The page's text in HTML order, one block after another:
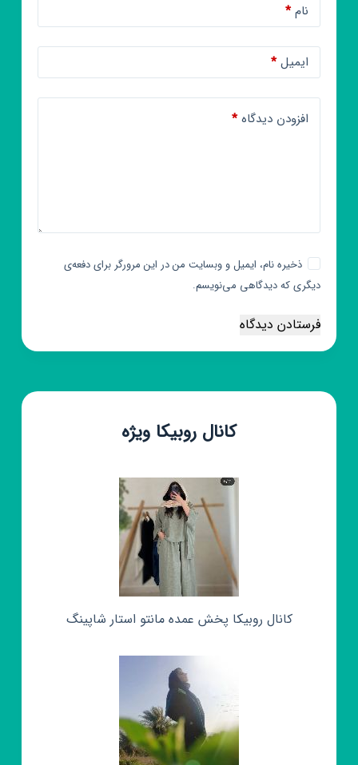
نام*
ایمیل*
افزودن دیدگاه*
ذخیره نام، ایمیل و وبسایت من در این مرورگر برای دفعه‌ی
دیگری که دیدگاهی می‌نویسم.
فرستادن دیدگاه
کانال روبیکا ویژه
کانال روبیکا پخش عمده مانتو استار شاپینگ